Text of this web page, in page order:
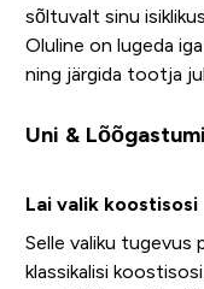
sõltuvalt sinu
Oluline on lugeda
ning järgida tootja
Uni &
Lai valik koostisosi
Selle valiku tugevus
klassikalisi